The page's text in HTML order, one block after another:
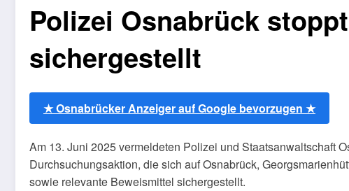
Polizei Osnabrück
sichergestellt
★ Osnabrücker Anzeiger auf Google bevorzugen ★
Am 13. Juni 2025 vermeldeten Polizei und Staatsanwaltschaft
Durchsuchungsaktion, die sich auf Osnabrück,
sowie relevante Beweismittel sichergestellt.